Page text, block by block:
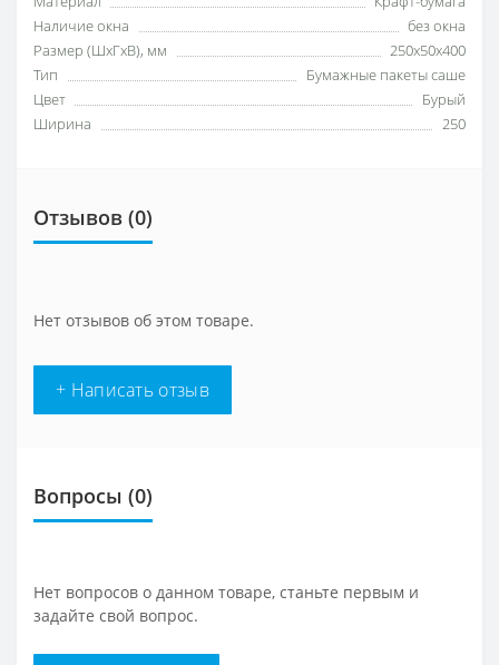
Наличие окна
без окна
Размер (ШхГхВ), мм
250х50х400
Тип
Бумажные пакеты саше
Цвет
Бурый
Ширина
250
Отзывов (0)
Нет отзывов об этом товаре.
+ Написать отзыв
Вопросы (0)
Нет вопросов о данном товаре, станьте первым и
задайте свой вопрос.